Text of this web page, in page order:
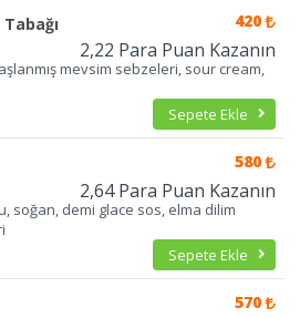
420
2,22 Para Puan Kazanın
mevsim sebzeleri, sour cream,
Sepete Ekle
580
2,64 Para Puan Kazanın
soğan, demi glace sos, elma dilim
Sepete Ekle
570